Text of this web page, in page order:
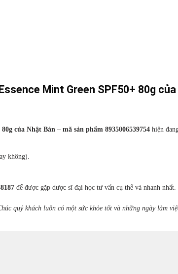
Mint Green SPF50+ 80g
của Nhật Bản – mã sản phẩm 8935006539754 hiện
không).
để được gặp dược sĩ đại học tư vấn cụ thể và nhanh nhất.
quý khách luôn có một sức khỏe tốt và những ngày làm